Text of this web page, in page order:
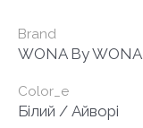
Brand
WONA By WONA
Color_e
Білий / Айворі